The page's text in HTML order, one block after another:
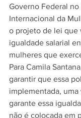
Governo Federal no
Internacional da
o projeto de lei que
igualdade salarial
mulheres que
Para Camila
garantir que essa
implementada,
garante essa
não é colocada em